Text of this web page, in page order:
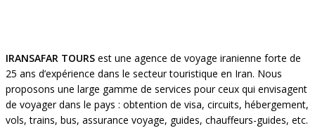
IRANSAFAR TOURS est une agence de voyage iranienne forte de
25 ans d’expérience dans le secteur touristique en Iran. Nous
proposons une large gamme de services pour ceux qui envisagent
de voyager dans le pays : obtention de visa, circuits, hébergement,
vols, trains, bus, assurance voyage, guides, chauffeurs-guides, etc.